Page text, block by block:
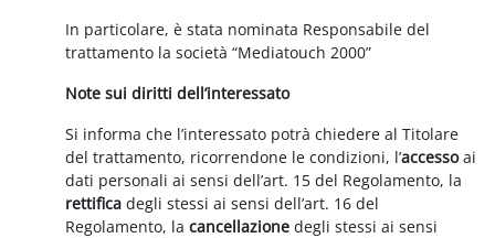
In particolare, è stata nominata Responsabile del
trattamento la società “Mediatouch 2000”
Note sui diritti dell’interessato
Si informa che l’interessato potrà chiedere al Titolare
del trattamento, ricorrendone le condizioni, l’accessoai
dati personali ai sensi dell’art. 15 del Regolamento, la
rettificadegli stessi ai sensi dell’art. 16 del
Regolamento, lacancellazione degli stessi ai sensi